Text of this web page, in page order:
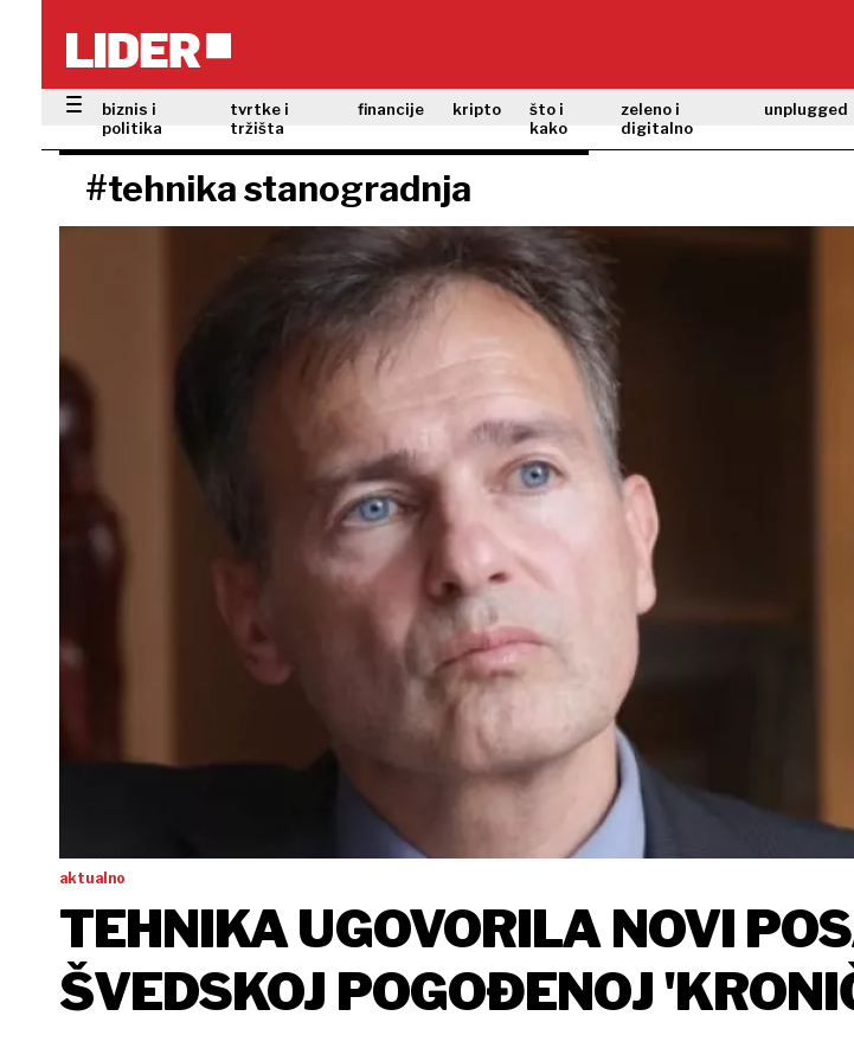
biznis i
politika
tvrtke i
tržišta
financije kripto
što i
kako
zeleno i
digitalno
unplugged
#tehnika stanogradnja
aktualno
TEHNIKA UGOVORILA NOVI
ŠVEDSKOJ POGOĐENOJ